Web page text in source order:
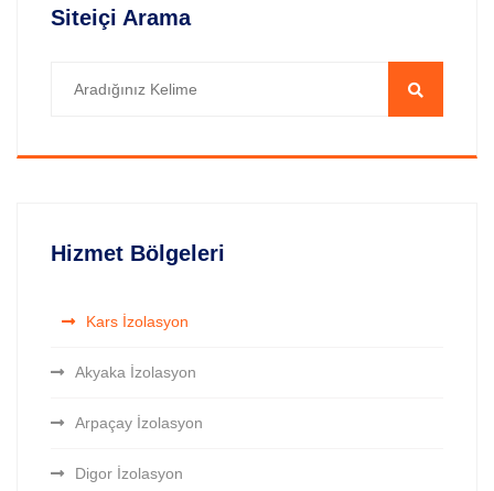
Siteiçi Arama
Hizmet Bölgeleri
Kars İzolasyon
Akyaka İzolasyon
Arpaçay İzolasyon
Digor İzolasyon